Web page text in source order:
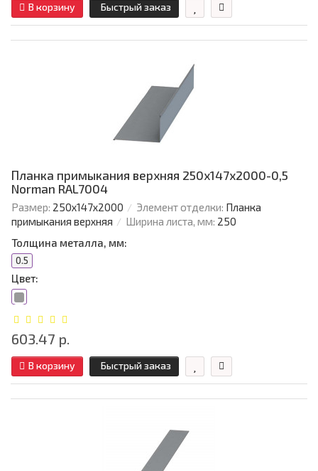
В корзину Быстрый заказ
Планка примыкания верхняя 250х147х2000-0,5
Norman RAL7004
Размер: 250х147х2000 Элемент отделки: Планка
примыкания верхняя
Ширина листа, мм: 250
Толщина металла, мм:
0.5
Цвет:
603.47 р.
В корзину Быстрый заказ